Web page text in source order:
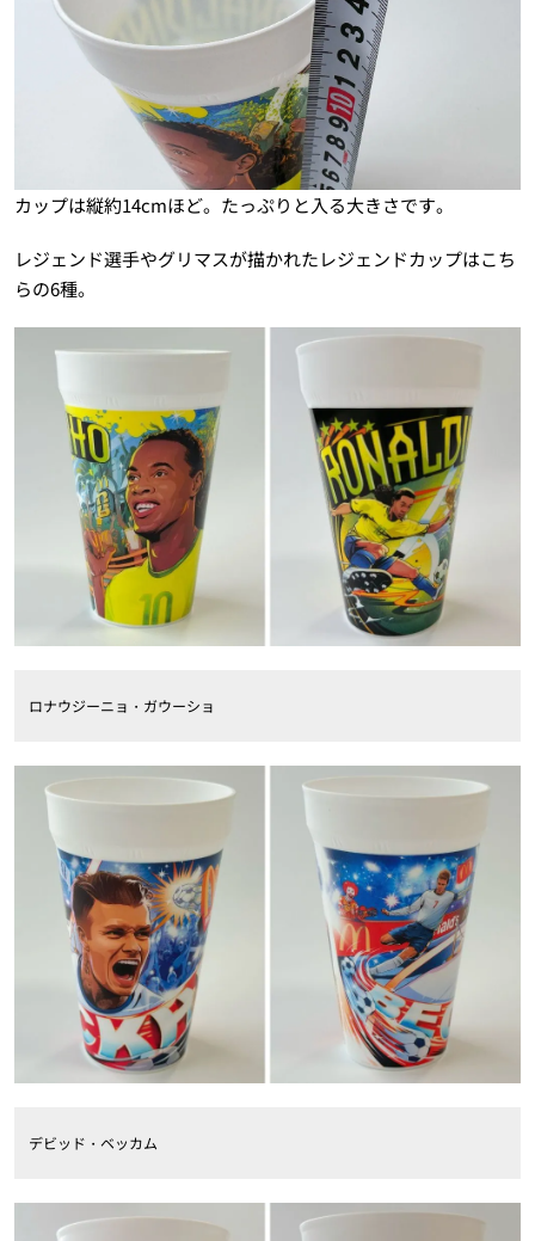
カップは縦約14cmほど。たっぷりと入る大きさです。
レジェンド選手やグリマスが描かれたレジェンドカップはこち
らの6種。
ロナウジーニョ・ガウーショ
デビッド・ベッカム